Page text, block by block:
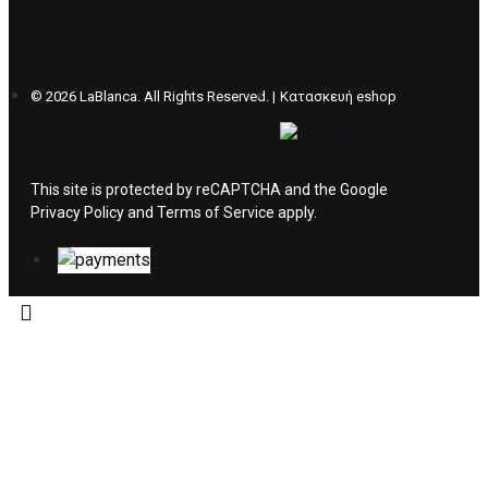
ΔΙΚΑΙΩΜΑ ΥΠΑΝΑΧΩΡΗΣΗΣ-ΕΠΙΣΤΡΟΦΗ
Η επιστροφή χρημάτων ακολουθείται στις
Το προϊόν θα πρέπει να βρίσκεται στην αρχική
© 2026 LaBlanca. All Rights Reserved. | Κατασκευή eshop
This site is protected by reCAPTCHA and the Google
Privacy Policyand Terms of Service apply.